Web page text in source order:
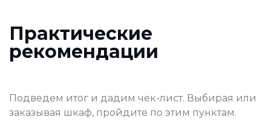
Практические
рекомендации
Подведем итог и дадим чек-лист. Выбирая или
заказывая шкаф, пройдите по этим пунктам.